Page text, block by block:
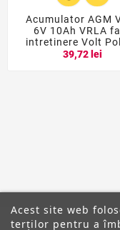
Acumulator AGM
6V 10Ah VRLA
intretinere Volt
39,72 lei
Acest site web
terților pentru a